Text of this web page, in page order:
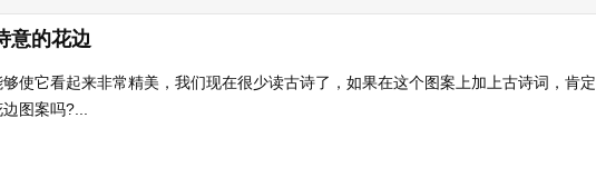
意的花边
使它看起来非常精美，我们现在很少读古诗了，如果在这个图案上加上古诗词，肯定
图案吗?...